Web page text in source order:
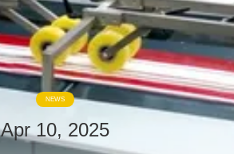
NEWS
Apr 10, 2025